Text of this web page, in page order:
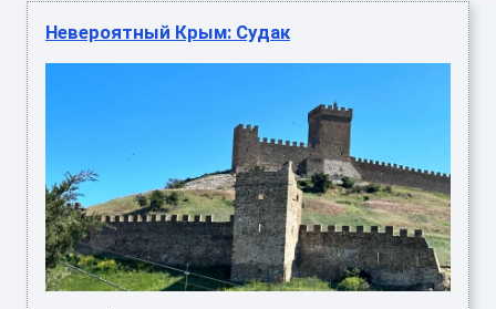
Невероятный Крым: Судак